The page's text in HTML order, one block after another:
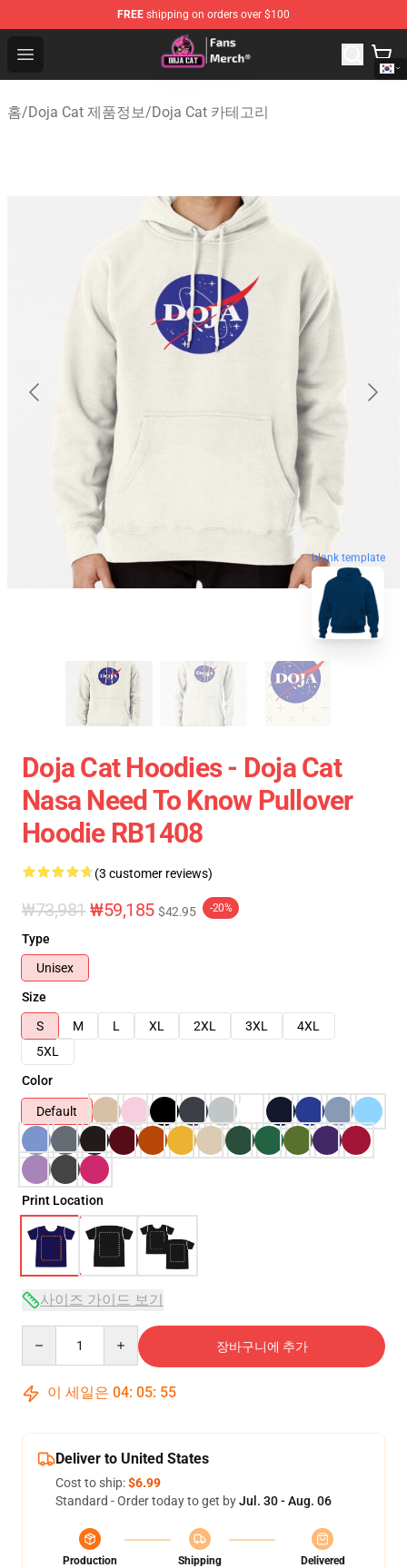
FREE shipping on orders over $100
Open menu
Doja Cat Store - Official Doja Cat Merchandise Shop
홈/Doja Cat 제품정보/Doja Cat 카테고리
blank template
Doja Cat Hoodies - Doja Cat
Nasa Need To Know Pullover
Hoodie RB1408
(3 customer reviews)
₩73,981 ₩59,185 $42.95 -20%
Type
Unisex
Size
S
M L XL 2XL 3XL
4XL
5XL
Color
Default
Print Location
사이즈 가이드 보기
장바구니에 추가
이 세일은 04: 05: 54
Deliver to United States
Cost to ship:$6.99
Standard - Order today to get byJul. 30 - Aug. 06
Production
Shipping
Delivered